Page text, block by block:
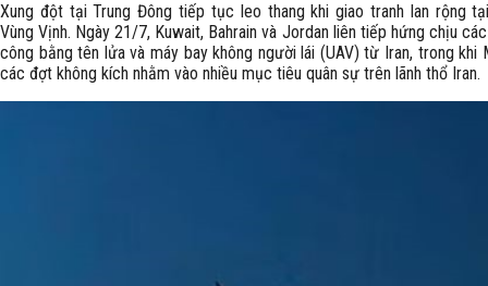
Xung đột tại Trung Đông tiếp tục leo thang khi giao tranh lan rộng
Vùng Vịnh. Ngày 21/7, Kuwait, Bahrain và Jordan liên tiếp hứng chịu
công bằng tên lửa và máy bay không người lái (UAV) từ Iran, trong khi
các đợt không kích nhằm vào nhiều mục tiêu quân sự trên lãnh thổ Iran.